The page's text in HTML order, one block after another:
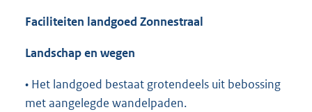
Faciliteiten landgoed Zonnestraal
Landschap en wegen
• Het landgoed bestaat grotendeels uit bebossing
met aangelegde wandelpaden.